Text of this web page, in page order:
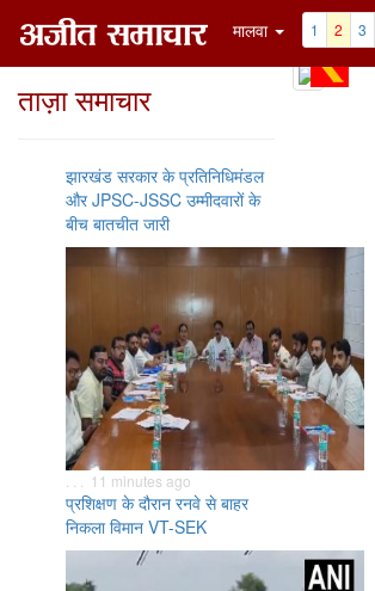
मालवा 1 2 3
ताज़ा समाचार
झारखंड सरकार के प्रतिनिधिमंडल
और JPSC-JSSC उम्मीदवारों के
बीच बातचीत जारी
. . . 11 minutes ago
प्रशिक्षण के दौरान रनवे से बाहर
निकला विमान VT-SEK